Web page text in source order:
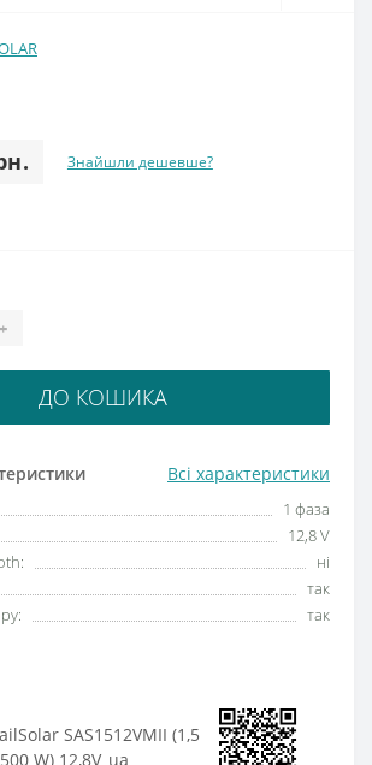
Знайшли дешевше?
Всі характеристики
1 фаза
12,8 V
ні
так
так
+
ДО КОШИКА
SAS1512VMII (1,5
W) 12,8V_ua